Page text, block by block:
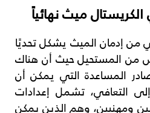
ميث نهائياً
من إدمان الميث يشكل تحديًا
من المستحيل حيث أن هناك
المساعدة التي يمكن أن
التعافي، تشمل إعدادات
ومهنيين، وهم الذين يمكن